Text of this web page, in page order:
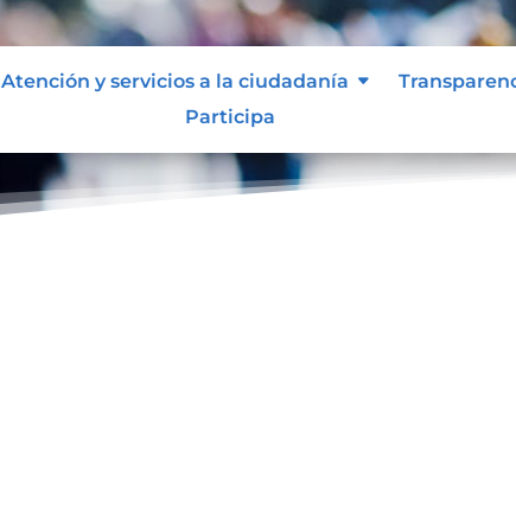
Atención y servicios a la ciudadanía
Participa